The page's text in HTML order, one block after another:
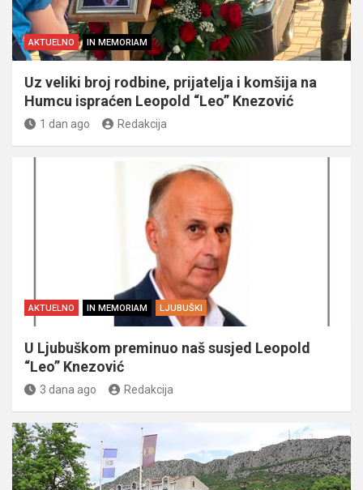
AKTUELNO IN MEMORIAM
Uz veliki broj rodbine, prijatelja i komšija na
Humcu ispraćen Leopold “Leo” Knezović
1 dan ago Redakcija
AKTUELNO IN MEMORIAM LJUBUŠKI
U Ljubuškom preminuo naš susjed Leopold
“Leo” Knezović
3 dana ago Redakcija